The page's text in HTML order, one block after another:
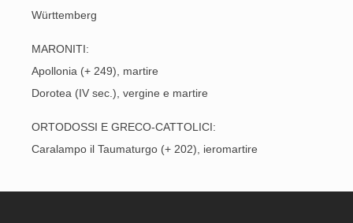
Württemberg
MARONITI:
Apollonia (+ 249), martire
Dorotea (IV sec.), vergine e martire
ORTODOSSI E GRECO-CATTOLICI:
Caralampo il Taumaturgo (+ 202), ieromartire